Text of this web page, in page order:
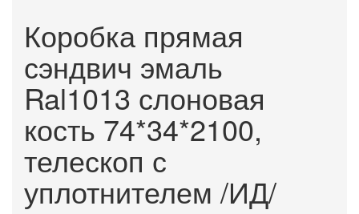
Коробка прямая
сэндвич эмаль
Ral1013 слоновая
кость 74*34*2100,
телескоп с
уплотнителем /ИД/